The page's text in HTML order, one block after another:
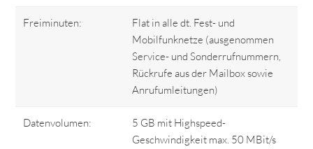
Freiminuten:
Flat in alle dt. Fest- und
Mobilfunknetze (ausgenommen
Service- und Sonderrufnummern,
Rückrufe aus der Mailbox sowie
Anrufumleitungen)
Datenvolumen:
5 GB mit Highspeed-
Geschwindigkeit max. 50 MBit/s